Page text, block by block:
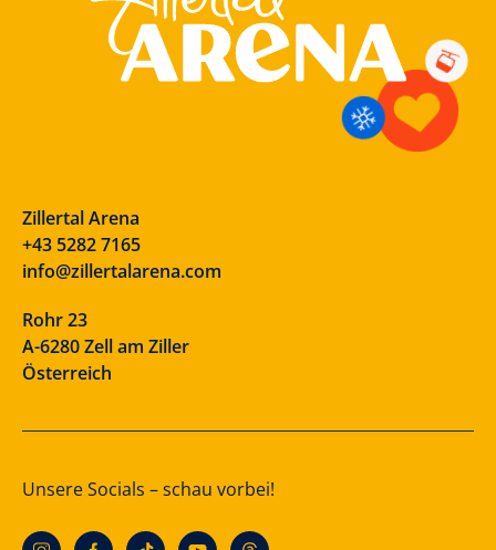
Zillertal Arena
+43 5282 7165
info@zillertalarena.com
Rohr 23
A-6280 Zell am Ziller
Österreich
Unsere Socials – schau vorbei!